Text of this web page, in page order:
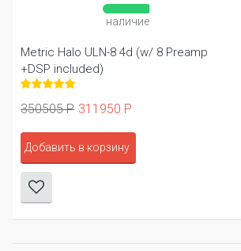
наличие
Metric Halo ULN-8 4d (w/ 8 Preamp
+DSP included)
350505 Р 311950 Р
Добавить в корзину